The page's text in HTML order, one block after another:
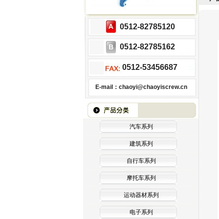
0512-82785120
0512-82785162
0512-53456687
E-mail：chaoyi@chaoyiscrew.cn
汽车系列
建筑系列
自行车系列
摩托车系列
运动器材系列
电子系列